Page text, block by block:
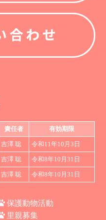
責任者 有効期限
吉澤 聡 令和11年10月3日
吉澤 聡 令和8年10月31日
吉澤 聡 令和8年10月31日
保護動物活動
里親募集